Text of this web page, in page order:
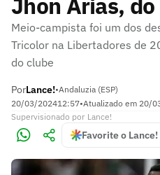
Meio-campista foi um dos
Tricolor na Libertadores de
do clube
PorLance!•Andaluzia (ESP)
20/03/202412:57•Atualizado em 20/
Supervisionado por Lance!
Favorite o